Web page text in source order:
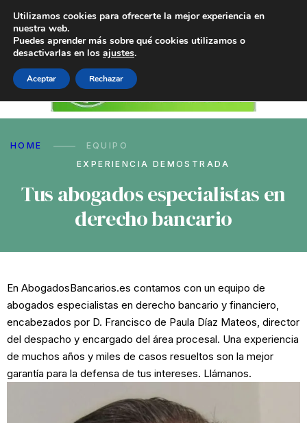
HOME
EQUIPO
EXPERIENCIA DEMOSTRADA
Tus abogados especialistas en
derecho bancario
En AbogadosBancarios.es contamos con un equipo de
abogados especialistas en derecho bancario y financiero,
encabezados por D. Francisco de Paula Díaz Mateos, director
del despacho y encargado del área procesal. Una experiencia
de muchos años y miles de casos resueltos son la mejor
garantía para la defensa de tus intereses. Llámanos.
Utilizamos cookies para ofrecerte la mejor experiencia en
nuestra web.
Puedes aprender más sobre qué cookies utilizamos o
desactivarlas en los ajustes.
Aceptar Rechazar